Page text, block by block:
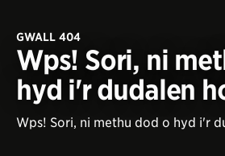
GWALL 404
Wps! Sori, ni
hyd i'r dudalen
Wps! Sori, ni methu dod o hyd i'r